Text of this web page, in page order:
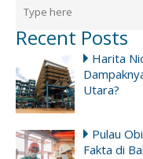
Recent Posts
Harita
Utara?
Pulau
Fakta di